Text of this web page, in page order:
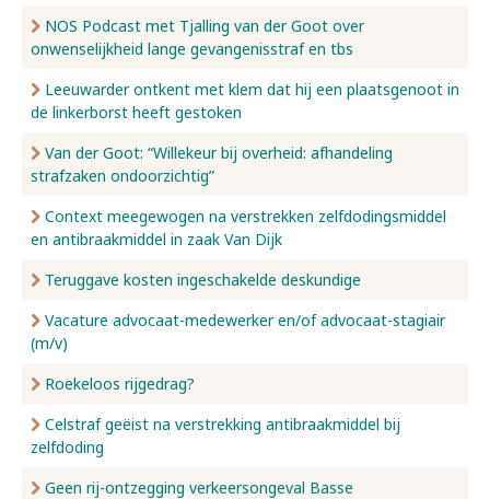
NOS Podcast met Tjalling van der Goot over
onwenselijkheid lange gevangenisstraf en tbs
Leeuwarder ontkent met klem dat hij een plaatsgenoot in
de linkerborst heeft gestoken
Van der Goot: “Willekeur bij overheid: afhandeling
strafzaken ondoorzichtig”
Context meegewogen na verstrekken zelfdodingsmiddel
en antibraakmiddel in zaak Van Dijk
Teruggave kosten ingeschakelde deskundige
Vacature advocaat-medewerker en/of advocaat-stagiair
(m/v)
Roekeloos rijgedrag?
Celstraf geëist na verstrekking antibraakmiddel bij
zelfdoding
Geen rij-ontzegging verkeersongeval Basse